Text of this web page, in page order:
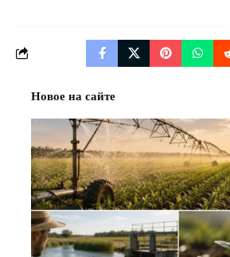
Новое на сайте